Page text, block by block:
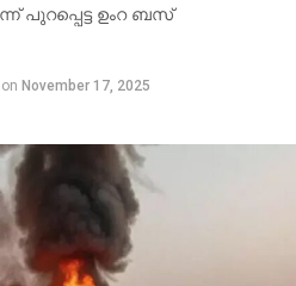
പുറപ്പെട്ട ഉംറ ബസ്
on November 17, 2025